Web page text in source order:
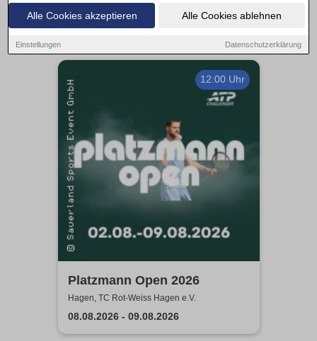
Alle Cookies akzeptieren Alle Cookies ablehnen
Einstellungen Datenschutzerklärung
beliebtesten Veranstaltungen in Lüdenscheid.
12:00 Uhr
Platzmann Open 2026
Hagen, TC Rot-Weiss Hagen e.V.
08.08.2026 - 09.08.2026